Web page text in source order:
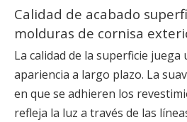
Calidad de acabado
molduras de cornisa
La calidad de la superficie
apariencia a largo plazo. La
en que se adhieren los
refleja la luz a través de las